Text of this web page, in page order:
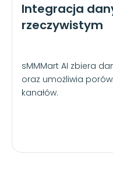
Integracja
rzeczywistym
sMMMart AI zbiera
oraz umożliwia
kanałów.